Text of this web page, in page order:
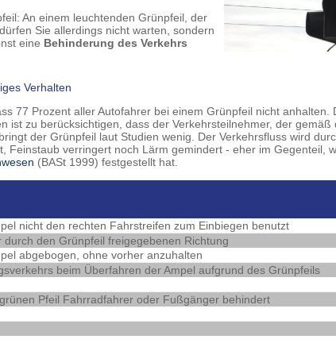
An einem leuchtenden Grünpfeil, der
Sie allerdings nicht warten, sondern
eine Behinderung des Verkehrs
Verhalten
77 Prozent aller Autofahrer bei einem Grünpfeil nicht
ist zu berücksichtigen, dass der Verkehrsteilnehmer, der gemäß
der Grünpfeil laut Studien wenig. Der Verkehrsfluss wird
Feinstaub verringert noch Lärm gemindert - eher im Gegenteil,
(BASt 1999) festgestellt hat.
nicht den rechten Fahrstreifen zum Einbiegen benutzt
durch den Grünpfeil freigegebenen Richtung
abgebogen, ohne vorher anzuhalten
beim Überfahren der Ampel aufgrund des Grünpfeils
Pfeil Fahrradfahrer oder Fußgänger behindert